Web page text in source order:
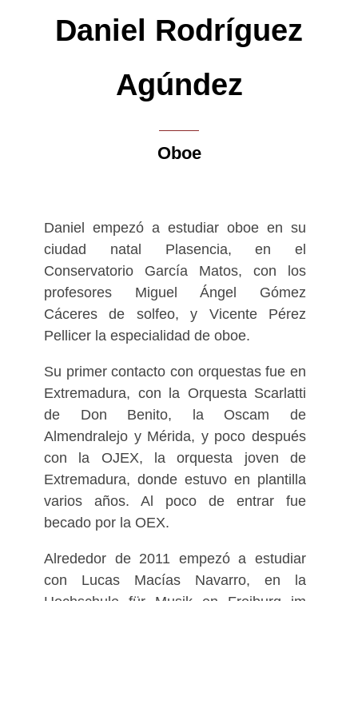
Gordon, tanto de educación musical
infantil como instrumental. Ha impartido
clases en varias Escuelas Municipales
en la provincia de Sevilla y Teruel; así
de Músicos Juveniles organizados por la
Diputación de Teruel. Al mismo tiempo
atención a la discapacidad.
Actualmente imparte clases en diversos
conservatorios profesionales en la
comunidad de Castilla la Mancha y
realiza colaboraciones con distintas
formaciones musicales, entre ellas, la
Banda Sinfónica de la Excma.
Diputación Provincial de Cáceres.
Daniel Rodríguez
Agúndez
Oboe
Daniel empezó a estudiar oboe en su
ciudad natal Plasencia, en el
Conservatorio García Matos, con los
profesores Miguel Ángel Gómez
Cáceres de solfeo, y Vicente Pérez
Pellicer la especialidad de oboe.
Su primer contacto con orquestas fue en
Extremadura, con la Orquesta Scarlatti
de Don Benito, la Oscam de
Almendralejo y Mérida, y poco después
con la OJEX, la orquesta joven de
Extremadura, donde estuvo en plantilla
varios años. Al poco de entrar fue
becado por la OEX.
Alrededor de 2011 empezó a estudiar
con Lucas Macías Navarro, en la
Hochschule für Musik en Freiburg im